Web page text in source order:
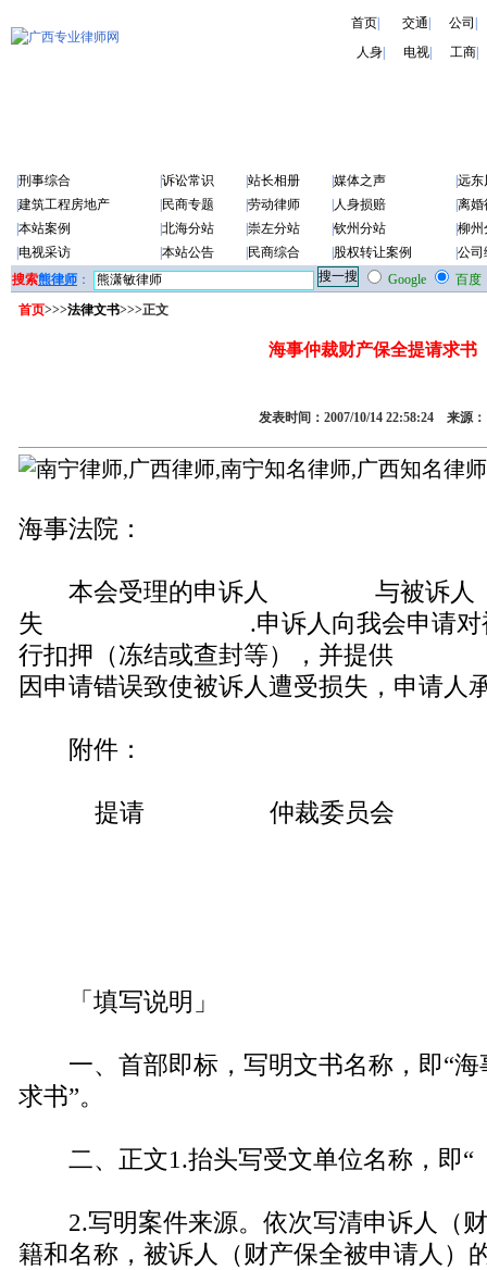
首页| 交通 公司
人身
电视 工商
刑事综合 诉讼常识 站长相册 媒体之声
远东
建筑工程房地产 民商专题 劳动律师 人身损赔
离婚
本站案例 北海分站 崇左分站 钦州分站
柳州
电视采访 本站公告 民商综合 股权转让案例
公司
搜索熊律师 ： Google
百度
首页>>>法律文书>>>正文
海事仲裁财产保全提请求书
发表时间：2007/10/14 22:58:24 来源：
海事法院：
本会受理的申诉人 与被诉
失 .申诉人向我会申请对
行扣押（冻结或查封等），并提
因申请错误致使被诉人遭受损失，申请人
附件：
提请 仲裁委员会
「填写说明」
一、首部即标，写明文书名称，即“海
求书”。
二、正文1.抬头写受文单位名称
2.写明案件来源。依次写清申诉人（财
籍和名称，被诉人（财产保全被申请人）